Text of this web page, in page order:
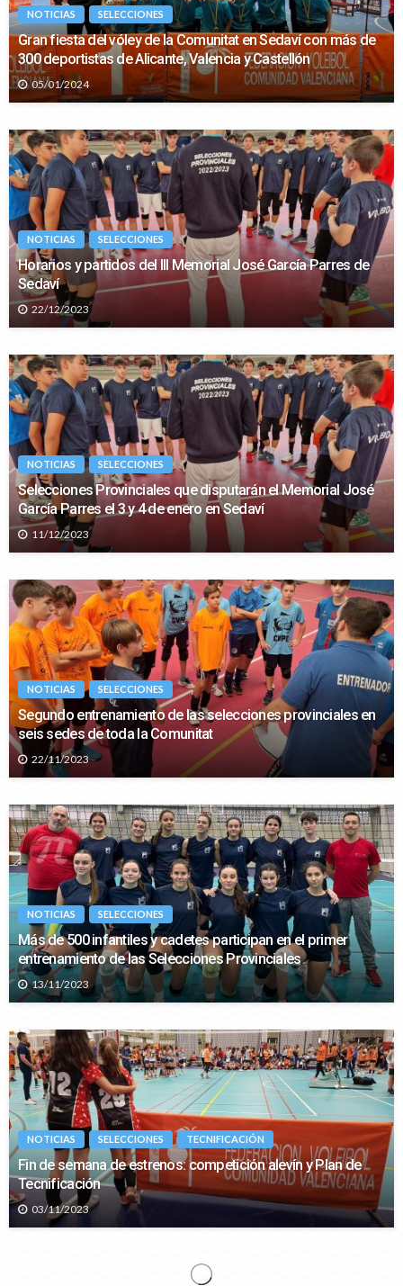
NOTICIAS SELECCIONES
Gran fiesta del vóley de la Comunitat en Sedaví con más de
300 deportistas de Alicante, Valencia y Castellón
05/01/2024
NOTICIAS SELECCIONES
Horarios y partidos del III Memorial José García Parres de
Sedaví
22/12/2023
NOTICIAS SELECCIONES
Selecciones Provinciales que disputarán el Memorial José
García Parres el 3 y 4 de enero en Sedaví
11/12/2023
NOTICIAS SELECCIONES
Segundo entrenamiento de las selecciones provinciales en
seis sedes de toda la Comunitat
22/11/2023
NOTICIAS SELECCIONES
Más de 500 infantiles y cadetes participan en el primer
entrenamiento de las Selecciones Provinciales
13/11/2023
NOTICIAS SELECCIONES TECNIFICACIÓN
Fin de semana de estrenos: competición alevín y Plan de
Tecnificación
03/11/2023